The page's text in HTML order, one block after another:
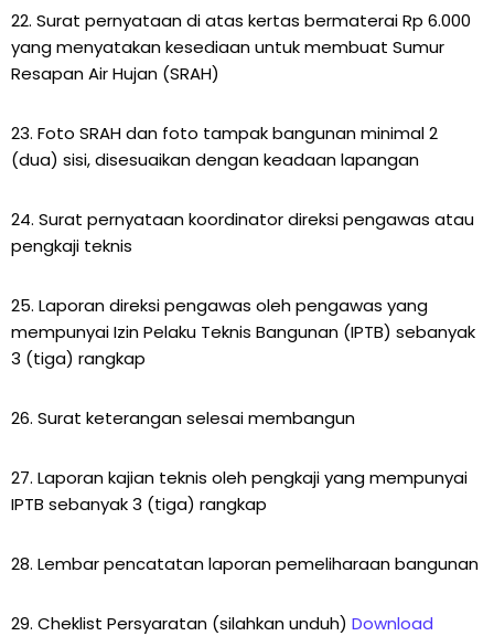
22. Surat pernyataan di atas kertas bermaterai Rp 6.000
yang menyatakan kesediaan untuk membuat Sumur
Resapan Air Hujan (SRAH)
23. Foto SRAH dan foto tampak bangunan minimal 2
(dua) sisi, disesuaikan dengan keadaan lapangan
24. Surat pernyataan koordinator direksi pengawas atau
pengkaji teknis
25. Laporan direksi pengawas oleh pengawas yang
mempunyai Izin Pelaku Teknis Bangunan (IPTB) sebanyak
3 (tiga) rangkap
26. Surat keterangan selesai membangun
27. Laporan kajian teknis oleh pengkaji yang mempunyai
IPTB sebanyak 3 (tiga) rangkap
28. Lembar pencatatan laporan pemeliharaan bangunan
29. Cheklist Persyaratan (silahkan unduh) Download